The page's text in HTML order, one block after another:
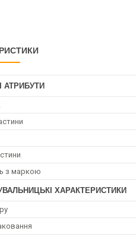
АТРИБУТИ
з маркою
ХАРАКТЕРИСТИКИ